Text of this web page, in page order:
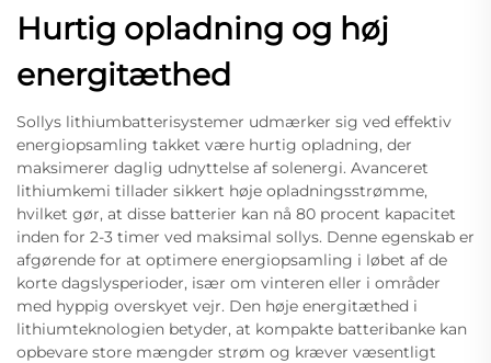
Hurtig opladning og høj
energitæthed
Sollys lithiumbatterisystemer udmærker sig ved effektiv
energiopsamling takket være hurtig opladning, der
maksimerer daglig udnyttelse af solenergi. Avanceret
lithiumkemi tillader sikkert høje opladningsstrømme,
hvilket gør, at disse batterier kan nå 80 procent kapacitet
inden for 2-3 timer ved maksimal sollys. Denne egenskab er
afgørende for at optimere energiopsamling i løbet af de
korte dagslysperioder, især om vinteren eller i områder
med hyppig overskyet vejr. Den høje energitæthed i
lithiumteknologien betyder, at kompakte batteribanke kan
opbevare store mængder strøm og kræver væsentligt